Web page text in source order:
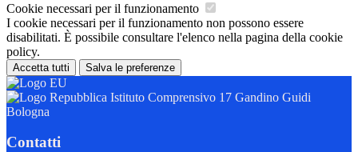
Cookie necessari per il funzionamento
I cookie necessari per il funzionamento non possono essere
disabilitati. È possibile consultare l'elenco nella pagina della cookie
policy.
Accetta tutti Salva le preferenze
Istituto Comprensivo 17 Gandino Guidi
Bologna
Contatti